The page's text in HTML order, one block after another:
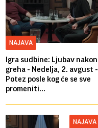
NAJAVA
Igra sudbine: Ljubav nakon
greha - Nedelja, 2. avgust -
Potez posle kog će se sve
promeniti...
NAJAVA